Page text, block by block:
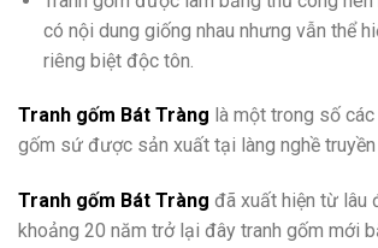
có nội dung giống nhau nhưng vẫn thể
riêng biệt độc tôn.
Tranh gốm Bát Tràng là một trong số
gốm sứ được sản xuất tại làng nghề truyền
Tranh gốm Bát Tràng đã xuất hiện từ lâu
khoảng 20 năm trở lại đây tranh gốm mới